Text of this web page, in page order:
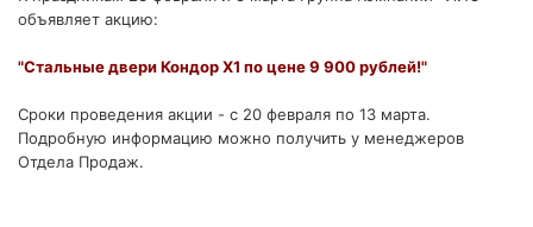
объявляет акцию:
"Стальные двери Кондор Х1 по цене 9 900 рублей!"
Сроки проведения акции - с 20 февраля по 13 марта.
Подробную информацию можно получить у менеджеров
Отдела Продаж.